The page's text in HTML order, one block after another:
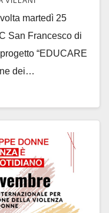
martedì 25
San Francesco di
“EDUCARE
dei…